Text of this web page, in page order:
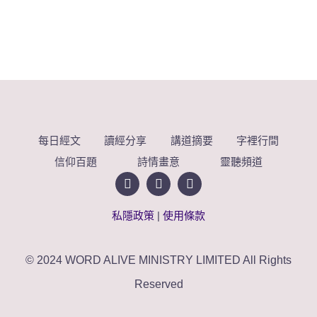
每日經文 讀經分享 講道摘要
字裡行間
信仰百題
詩情畫意 靈聽頻道
私隱政策 | 使用條款
© 2024 WORD ALIVE MINISTRY LIMITED All Rights
Reserved